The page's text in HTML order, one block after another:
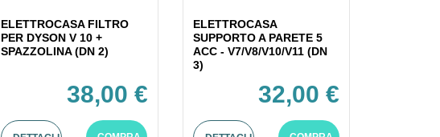
ELETTROCASA FILTRO
PER DYSON V 10 +
SPAZZOLINA (DN 2)
38,00 €
ELETTROCASA
SUPPORTO A PARETE 5
ACC - V7/V8/V10/V11 (DN
3)
32,00 €